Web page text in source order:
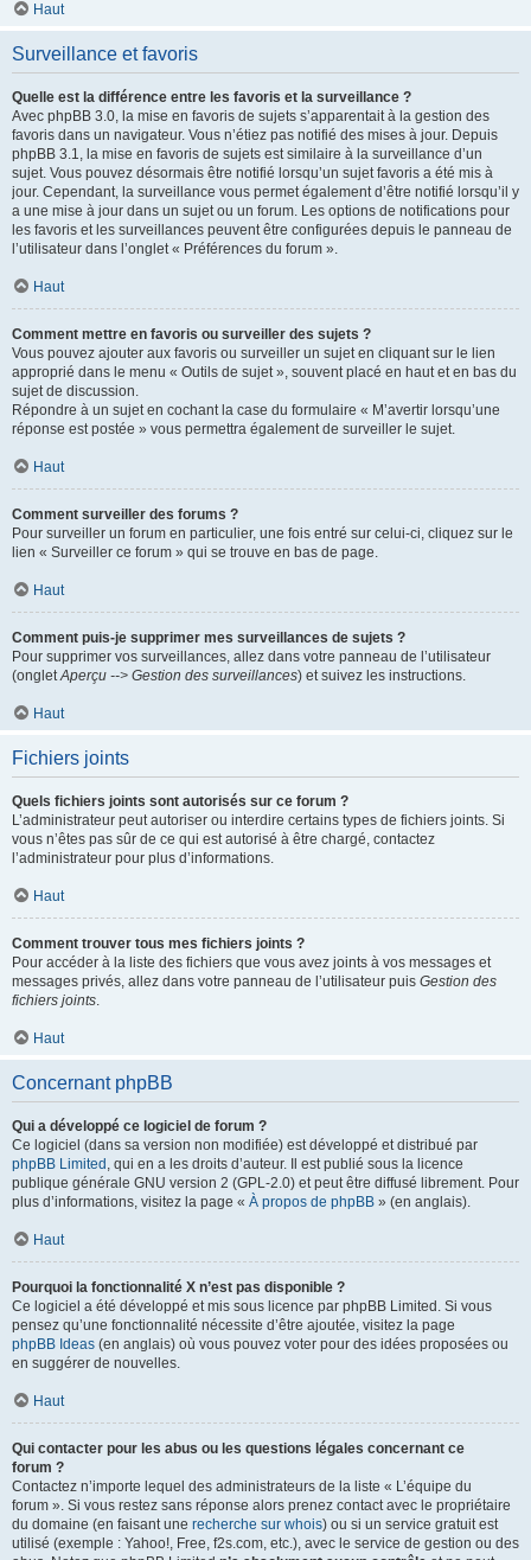
Haut
Surveillance et favoris
Quelle est la différence entre les favoris et la surveillance ?
Avec phpBB 3.0, la mise en favoris de sujets s’apparentait à la gestion des
favoris dans un navigateur. Vous n’étiez pas notifié des mises à jour. Depuis
phpBB 3.1, la mise en favoris de sujets est similaire à la surveillance d’un
sujet. Vous pouvez désormais être notifié lorsqu’un sujet favoris a été mis à
jour. Cependant, la surveillance vous permet également d’être notifié lorsqu’il y
a une mise à jour dans un sujet ou un forum. Les options de notifications pour
les favoris et les surveillances peuvent être configurées depuis le panneau de
l’utilisateur dans l’onglet « Préférences du forum ».
Haut
Comment mettre en favoris ou surveiller des sujets ?
Vous pouvez ajouter aux favoris ou surveiller un sujet en cliquant sur le lien
approprié dans le menu « Outils de sujet », souvent placé en haut et en bas du
sujet de discussion.
Répondre à un sujet en cochant la case du formulaire « M’avertir lorsqu’une
réponse est postée » vous permettra également de surveiller le sujet.
Haut
Comment surveiller des forums ?
Pour surveiller un forum en particulier, une fois entré sur celui-ci, cliquez sur le
lien « Surveiller ce forum » qui se trouve en bas de page.
Haut
Comment puis-je supprimer mes surveillances de sujets ?
Pour supprimer vos surveillances, allez dans votre panneau de l’utilisateur
(ongletAperçu --> Gestion des surveillances) et suivez les instructions.
Haut
Fichiers joints
Quels fichiers joints sont autorisés sur ce forum ?
L’administrateur peut autoriser ou interdire certains types de fichiers joints. Si
vous n’êtes pas sûr de ce qui est autorisé à être chargé, contactez
l’administrateur pour plus d’informations.
Haut
Comment trouver tous mes fichiers joints ?
Pour accéder à la liste des fichiers que vous avez joints à vos messages et
messages privés, allez dans votre panneau de l’utilisateur puis Gestion des
fichiers joints.
Haut
Concernant phpBB
Qui a développé ce logiciel de forum ?
Ce logiciel (dans sa version non modifiée) est développé et distribué par
phpBB Limited , qui en a les droits d’auteur. Il est publié sous la licence
publique générale GNU version 2 (GPL-2.0) et peut être diffusé librement. Pour
plus d’informations, visitez la page « À propos de phpBB » (en anglais).
Haut
Pourquoi la fonctionnalité X n’est pas disponible ?
Ce logiciel a été développé et mis sous licence par phpBB Limited. Si vous
pensez qu’une fonctionnalité nécessite d’être ajoutée, visitez la page
phpBB Ideas (en anglais) où vous pouvez voter pour des idées proposées ou
en suggérer de nouvelles.
Haut
Qui contacter pour les abus ou les questions légales concernant ce
forum ?
Contactez n’importe lequel des administrateurs de la liste « L’équipe du
forum ». Si vous restez sans réponse alors prenez contact avec le propriétaire
du domaine (en faisant une recherche sur whois) ou si un service gratuit est
utilisé (exemple : Yahoo!, Free, f2s.com, etc.), avec le service de gestion ou des